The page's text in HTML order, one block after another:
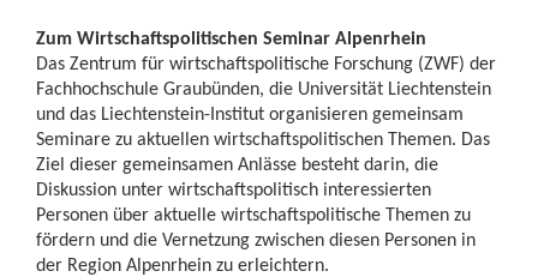
Zum Wirtschaftspolitischen Seminar Alpenrhein
Das Zentrum für wirtschaftspolitische Forschung (ZWF) der
Fachhochschule Graubünden, die Universität Liechtenstein
und das Liechtenstein-Institut organisieren gemeinsam
Seminare zu aktuellen wirtschaftspolitischen Themen. Das
Ziel dieser gemeinsamen Anlässe besteht darin, die
Diskussion unter wirtschaftspolitisch interessierten
Personen über aktuelle wirtschaftspolitische Themen zu
fördern und die Vernetzung zwischen diesen Personen in
der Region Alpenrhein zu erleichtern.